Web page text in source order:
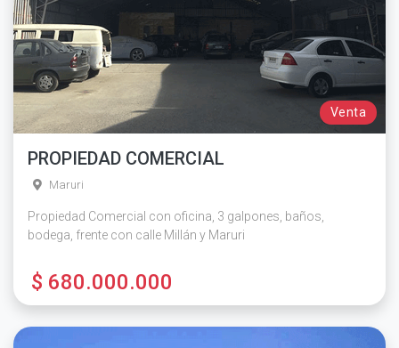
Venta
PROPIEDAD COMERCIAL
Maruri
Propiedad Comercial con oficina, 3 galpones, baños,
bodega, frente con calle Millán y Maruri
$ 680.000.000